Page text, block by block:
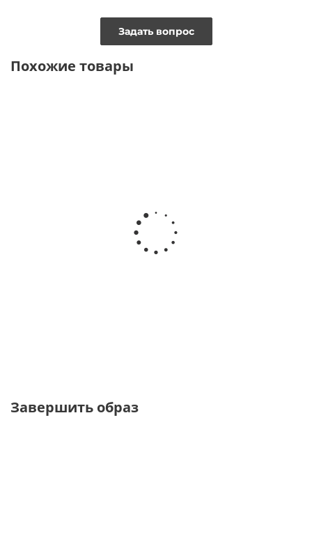
Задать вопрос
Похожие товары
Завершить образ